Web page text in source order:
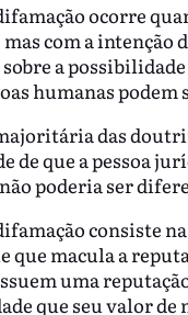
ocorre
com a intenção
a
humanas
das
de que a pessoa
poderia ser
consiste
que macula a
uma
que seu valor de